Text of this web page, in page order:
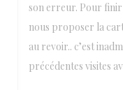
son erreur. Pour finir
nous proposer la
au revoir.. c’est
précédentes visites